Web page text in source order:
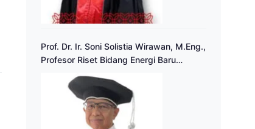
Prof. Dr. Ir. Soni Solistia Wirawan, M.Eng.,
Profesor Riset Bidang Energi Baru